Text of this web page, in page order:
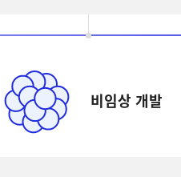
비임상 개발